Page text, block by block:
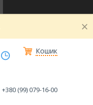
Кошик
+380 (99) 079-16-00